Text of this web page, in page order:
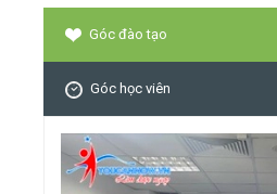
Góc đào tạo
Góc học viên